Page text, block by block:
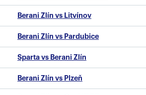
Berani Zlín vs Litvínov
Berani Zlín vs Pardubice
Sparta vs Berani Zlín
Berani Zlín vs Plzeň